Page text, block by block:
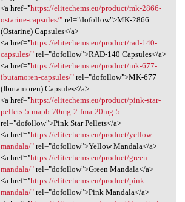
<a href="https://elitechems.eu/product/mk-2866-
ostarine-capsules/"rel="dofollow">MK-2866
(Ostarine) Capsules</a>
<a href="https://elitechems.eu/product/rad-140-
capsules/"rel="dofollow">RAD-140 Capsules</a>
<a href="https://elitechems.eu/product/mk-677-
ibutamoren-capsules/"rel="dofollow">MK-677
(Ibutamoren) Capsules</a>
<a href="https://elitechems.eu/product/pink-star-
pellets-5-mapb-70mg-2-fma-20mg-5...
rel="dofollow">Pink Star Pellets</a>
<a href="https://elitechems.eu/product/yellow-
mandala/"rel="dofollow">Yellow Mandala</a>
<a href="https://elitechems.eu/product/green-
mandala/"rel="dofollow">Green Mandala</a>
<a href="https://elitechems.eu/product/pink-
mandala/"rel="dofollow">Pink Mandala</a>